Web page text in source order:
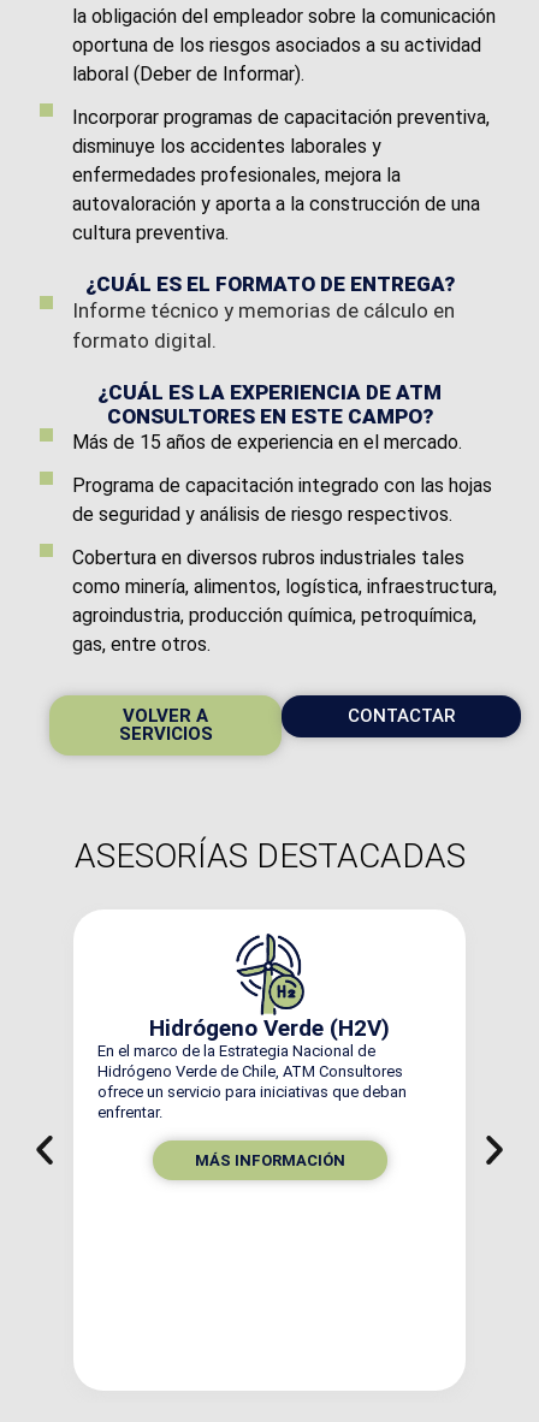
la obligación del empleador sobre la comunicación
oportuna de los riesgos asociados a su actividad
laboral (Deber de Informar).
Incorporar programas de capacitación preventiva,
disminuye los accidentes laborales y
enfermedades profesionales, mejora la
autovaloración y aporta a la construcción de una
cultura preventiva.
¿CUÁL ES EL FORMATO DE ENTREGA?
Informe técnico y memorias de cálculo en
formato digital.
¿CUÁL ES LA EXPERIENCIA DE ATM
CONSULTORES EN ESTE CAMPO?
Más de 15 años de experiencia en el mercado.
Programa de capacitación integrado con las hojas
de seguridad y análisis de riesgo respectivos.
Cobertura en diversos rubros industriales tales
como minería, alimentos, logística, infraestructura,
agroindustria, producción química, petroquímica,
gas, entre otros.
VOLVER A
SERVICIOS
CONTACTAR
ASESORÍAS DESTACADAS
Hidrógeno Verde (H2V)
En el marco de la Estrategia Nacional de
Hidrógeno Verde de Chile, ATM Consultores
ofrece un servicio para iniciativas que deban
enfrentar.
MÁS INFORMACIÓN